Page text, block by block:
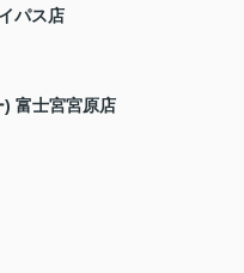
パス店
) 富士宮宮原店